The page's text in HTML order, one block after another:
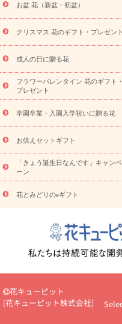
お供え プリザーブドフラワー
盆・初盆）
その他 お祝
ビジネス用
ご自宅用
ドフラワー
スタイルから
ンド花
お祝い お供え・
ディ胡蝶蘭・お祝い
ミディ
観葉植物
観葉植物 産
お祝い
お供え・お悔やみ
プチギフト（hanamore -ハナ
キューピットのeGfit
カラー
ド
お花の種類
お祝い お祝い・3000円
5000円～
お祝い・7000円～
悔やみ
円～
お供え・お悔やみ・
読み物
いのマナー
定年退職祝いの
花キューピットの
彩心理学」で選ぶ方法
結婚
ール
新築引っ越し祝いコラム
場上司や先輩へ贈るお祝い花
お盆 花（新盆・初盆）
クリスマス 花のギフト・プレゼント
成人の日に贈る花
フラワーバレンタイン 花のギフト・
プレゼント
卒園卒業・入園入学祝いに贈る花
お供えセットギフト
「きょう誕生日なんです」キャンペ
ーン
花とみどりのeギフト
花キューピット
[花キューピット株式会社]